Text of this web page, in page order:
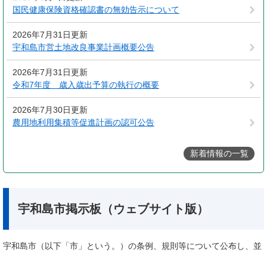
国民健康保険資格確認書の無効告示について
2026年7月31日更新
宇和島市営土地改良事業計画概要公告
2026年7月31日更新
令和7年度 歳入歳出予算の執行の概要
2026年7月30日更新
農用地利用集積等促進計画の認可公告
新着情報の一覧
宇和島市掲示板（ウェブサイト版）
宇和島市（以下「市」という。）の条例、規則等について公布し、並